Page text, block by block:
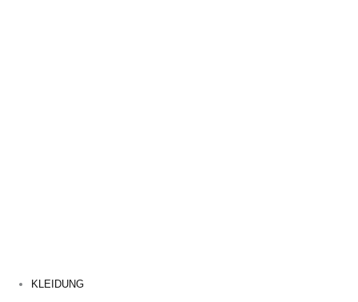
KLEIDUNG